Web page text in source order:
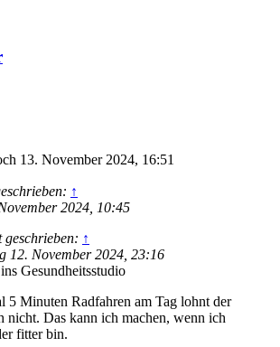
13. November 2024, 16:51
↑
2024, 10:45
geschrieben: ↑
12. November 2024, 23:16
Gesundheitsstudio
5 Minuten Radfahren am Tag lohnt der
nicht. Das kann ich machen, wenn ich
fitter bin.